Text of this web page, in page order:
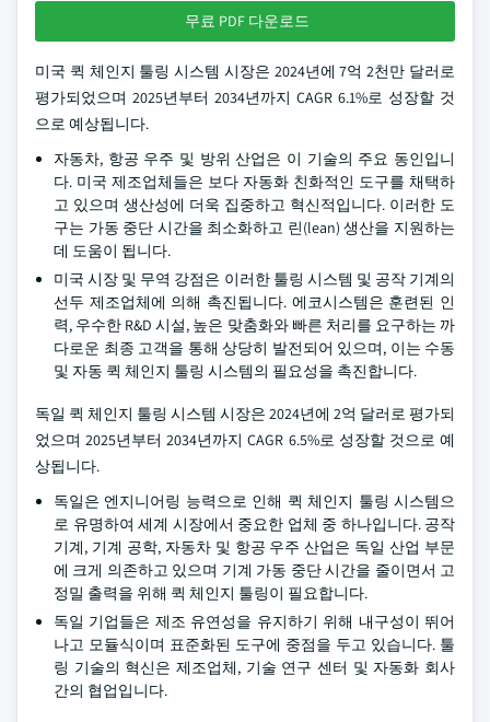
무료 PDF 다운로드
미국 퀵 체인지 툴링 시스템 시장은 2024년에 7억 2천만 달러로
평가되었으며 2025년부터 2034년까지 CAGR 6.1%로 성장할 것
으로 예상됩니다.
자동차, 항공 우주 및 방위 산업은 이 기술의 주요 동인입니
다. 미국 제조업체들은 보다 자동화 친화적인 도구를 채택하
고 있으며 생산성에 더욱 집중하고 혁신적입니다. 이러한 도
구는 가동 중단 시간을 최소화하고 린(lean) 생산을 지원하는
데 도움이 됩니다.
미국 시장 및 무역 강점은 이러한 툴링 시스템 및 공작 기계의
선두 제조업체에 의해 촉진됩니다. 에코시스템은 훈련된 인
력, 우수한 R&D 시설, 높은 맞춤화와 빠른 처리를 요구하는 까
다로운 최종 고객을 통해 상당히 발전되어 있으며, 이는 수동
및 자동 퀵 체인지 툴링 시스템의 필요성을 촉진합니다.
독일 퀵 체인지 툴링 시스템 시장은 2024년에 2억 달러로 평가되
었으며 2025년부터 2034년까지 CAGR 6.5%로 성장할 것으로 예
상됩니다.
독일은 엔지니어링 능력으로 인해 퀵 체인지 툴링 시스템으
로 유명하여 세계 시장에서 중요한 업체 중 하나입니다. 공작
기계, 기계 공학, 자동차 및 항공 우주 산업은 독일 산업 부문
에 크게 의존하고 있으며 기계 가동 중단 시간을 줄이면서 고
정밀 출력을 위해 퀵 체인지 툴링이 필요합니다.
독일 기업들은 제조 유연성을 유지하기 위해 내구성이 뛰어
나고 모듈식이며 표준화된 도구에 중점을 두고 있습니다. 툴
링 기술의 혁신은 제조업체, 기술 연구 센터 및 자동화 회사
간의 협업입니다.